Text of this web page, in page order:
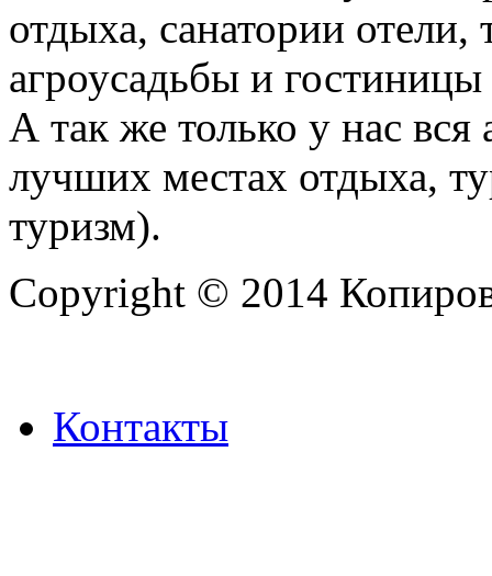
отдыха, санатории
агроусадьбы и
А так же только у нас
лучших местах отдыха,
туризм).
Copyright © 2014
Контакты